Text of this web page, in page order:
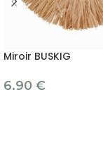
Miroir BUSKIG
6.90 €